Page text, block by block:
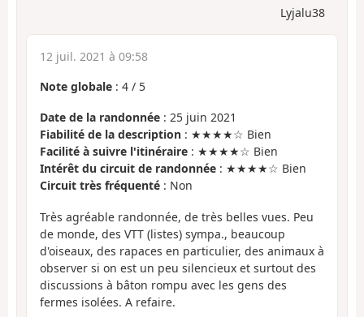
Lyjalu38
12 juil. 2021 à 09:58
Note globale : 4 / 5
Date de la randonnée : 25 juin 2021
Fiabilité de la description : ★★★★☆ Bien
Facilité à suivre l'itinéraire : ★★★★☆ Bien
Intérêt du circuit de randonnée : ★★★★☆ Bien
Circuit très fréquenté : Non
Très agréable randonnée, de très belles vues. Peu
de monde, des VTT (listes) sympa., beaucoup
d'oiseaux, des rapaces en particulier, des animaux à
observer si on est un peu silencieux et surtout des
discussions à bâton rompu avec les gens des
fermes isolées. A refaire.